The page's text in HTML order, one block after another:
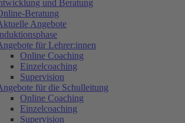
und Beratung
Beratung
Angebote
für Lehrer:innen
Online Coaching
Einzelcoaching
Supervision
für die Schulleitung
Online Coaching
Einzelcoaching
Supervision